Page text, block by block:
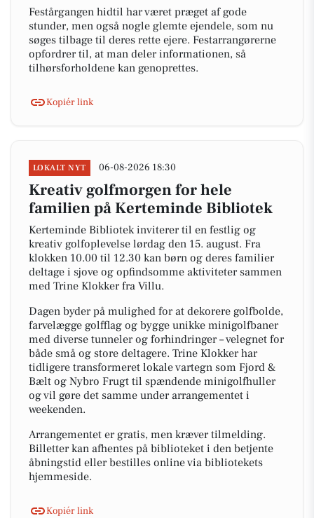
Festårgangen hidtil har været præget af gode
stunder, men også nogle glemte ejendele, som nu
søges tilbage til deres rette ejere. Festarrangørerne
opfordrer til, at man deler informationen, så
tilhørsforholdene kan genoprettes.
Kopiér link
LOKALT NYT 06-08-2026 18:30
Kreativ golfmorgen for hele
familien på Kerteminde Bibliotek
Kerteminde Bibliotek inviterer til en festlig og
kreativ golfoplevelse lørdag den 15. august. Fra
klokken 10.00 til 12.30 kan børn og deres familier
deltage i sjove og opfindsomme aktiviteter sammen
med Trine Klokker fra Villu.
Dagen byder på mulighed for at dekorere golfbolde,
farvelægge golfflag og bygge unikke minigolfbaner
med diverse tunneler og forhindringer – velegnet for
både små og store deltagere. Trine Klokker har
tidligere transformeret lokale vartegn som Fjord &
Bælt og Nybro Frugt til spændende minigolfhuller
og vil gøre det samme under arrangementet i
weekenden.
Arrangementet er gratis, men kræver tilmelding.
Billetter kan afhentes på biblioteket i den betjente
åbningstid eller bestilles online via bibliotekets
hjemmeside.
Kopiér link